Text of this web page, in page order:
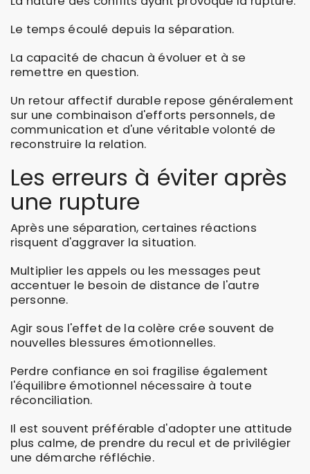
Le temps écoulé depuis la séparation.
La capacité de chacun à évoluer et à se
remettre en question.
Un retour affectif durable repose généralement
sur une combinaison d'efforts personnels, de
communication et d'une véritable volonté de
reconstruire la relation.
Les erreurs à éviter après
une rupture
Après une séparation, certaines réactions
risquent d'aggraver la situation.
Multiplier les appels ou les messages peut
accentuer le besoin de distance de l'autre
personne.
Agir sous l'effet de la colère crée souvent de
nouvelles blessures émotionnelles.
Perdre confiance en soi fragilise également
l'équilibre émotionnel nécessaire à toute
réconciliation.
Il est souvent préférable d'adopter une attitude
plus calme, de prendre du recul et de privilégier
une démarche réfléchie.